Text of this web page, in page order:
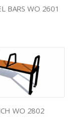
BARS WO 2601
WO 2802